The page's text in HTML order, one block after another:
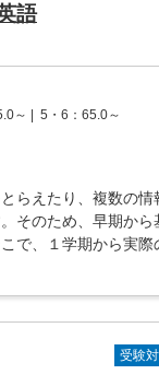
語
～ | 5・6：65.0～
らえたり、複数の情
そのため、早期から
で、１学期から実際
受験